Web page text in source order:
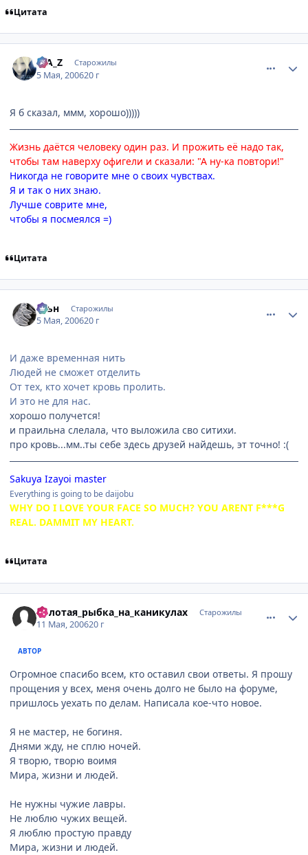
Цитата
S_A_Z Старожилы
5 Мая, 200620 г
Я б сказал, ммм, хорошо)))))
Жизнь даётся человеку один раз. И прожить её надо так,
чтобы там наверху офигели и сказали: "А ну-ка повтори!"
Никогда не говорите мне о своих чувствах.
Я и так о них знаю.
Лучше соврите мне,
чтобы я посмеялся =)
Цитата
Юьн Старожилы
5 Мая, 200620 г
И даже временная нить
Людей не сможет отделить
От тех, кто хочет кровь пролить.
И это не для нас.
хорошо получется!
и праильна слелала, что выложила сво ситихи.
про кровь...мм..ты себе здесь друзей найдешь, эт точно! :(
Sakuya Izayoi master
Everything is going to be daijobu
WHY DO I LOVE YOUR FACE SO MUCH? YOU ARENT F***G
REAL. DAMMIT MY HEART.
Цитата
Золотая_рыбка_на_каникулах Старожилы
11 Мая, 200620 г
АВТОР
Огромное спасибо всем, кто оставил свои ответы. Я прошу
прощения у всех, меня очень долго не было на форуме,
пришлось уехать по делам. Написала кое-что новое.
Я не мастер, не богиня.
Днями жду, не сплю ночей.
Я творю, творю воимя
Мира, жизни и людей.
Не нужны чужие лавры.
Не люблю чужих вещей.
Я люблю простую правду
Мира, жизни и людей.